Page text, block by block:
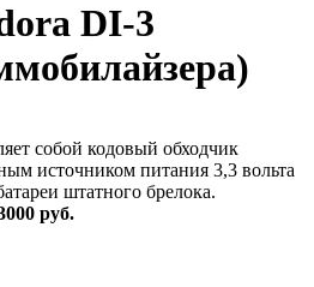
DI-3
собой кодовый обходчик
источником питания 3,3 вольта
штатного брелока.
руб.